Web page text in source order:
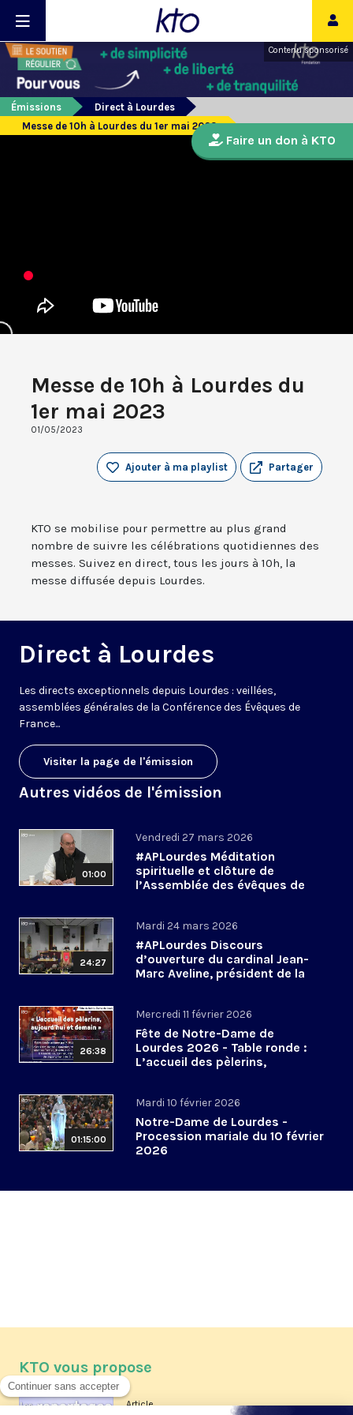
Contenu sponsorisé
Émissions
Direct à Lourdes
Messe de 10h à Lourdes du 1er mai 2023
Messe de 10h à Lourdes du
1er mai 2023
01/05/2023
Partager
Ajouter à ma playlist
KTO se mobilise pour permettre au plus grand
nombre de suivre les célébrations quotidiennes des
messes. Suivez en direct, tous les jours à 10h, la
messe diffusée depuis Lourdes.
Direct à Lourdes
Les directs exceptionnels depuis Lourdes : veillées,
assemblées générales de la Conférence des Évêques de
France...
Visiter la page de l'émission
Autres vidéos de l'émission
01:00
Vendredi 27 mars 2026
#APLourdes Méditation
spirituelle et clôture de
l’Assemblée des évêques de
24:27
Mardi 24 mars 2026
#APLourdes Discours
d’ouverture du cardinal Jean-
Marc Aveline, président de la
26:38
Mercredi 11 février 2026
Fête de Notre-Dame de
Lourdes 2026 - Table ronde :
L’accueil des pèlerins,
01:15:00
Mardi 10 février 2026
Notre-Dame de Lourdes -
Procession mariale du 10 février
2026
Faire un don à KTO
KTO vous propose
Article